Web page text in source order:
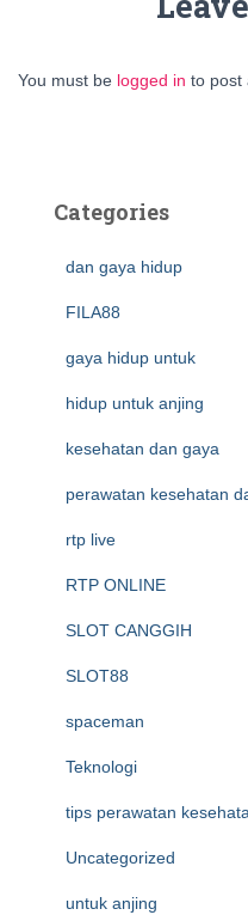
You must be logged in to post
Categories
dan gaya hidup
FILA88
gaya hidup untuk
hidup untuk anjing
kesehatan dan gaya
perawatan kesehatan
rtp live
RTP ONLINE
SLOT CANGGIH
SLOT88
spaceman
Teknologi
tips perawatan
Uncategorized
untuk anjing